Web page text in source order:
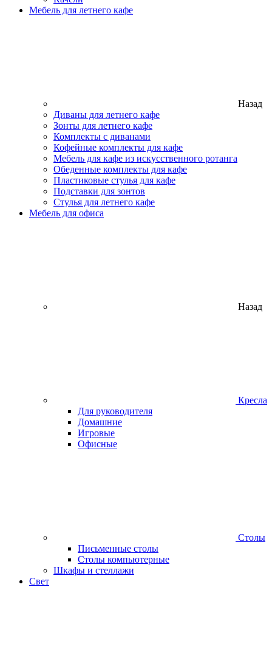
Мебель для летнего кафе
Назад
Диваны для летнего кафе
Зонты для летнего кафе
Комплекты с диванами
Кофейные комплекты для кафе
Мебель для кафе из искусственного ротанга
Обеденные комплекты для кафе
Пластиковые стулья для кафе
Подставки для зонтов
Стулья для летнего кафе
Мебель для офиса
Назад
Кресла
Для руководителя
Домашние
Игровые
Офисные
Столы
Письменные столы
Столы компьютерные
Шкафы и стеллажи
Свет